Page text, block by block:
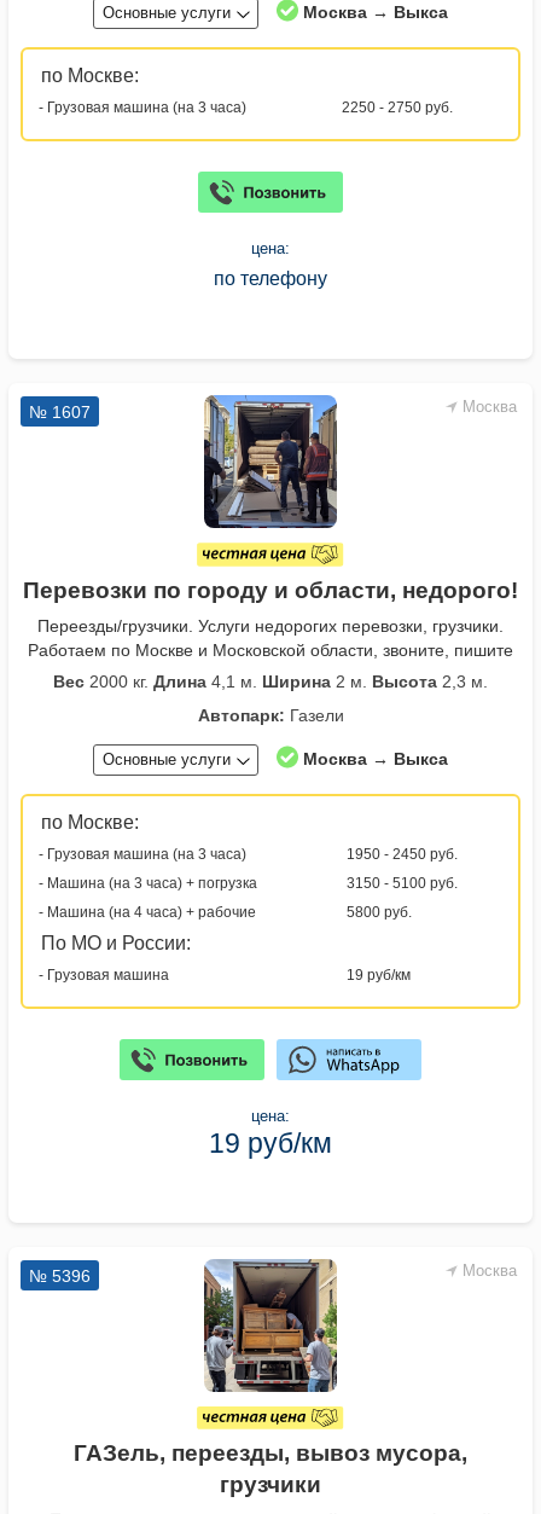
Основные услуги Москва → Выкса
по Москве:
- Грузовая машина (на 3 часа) 2250 - 2750 руб.
цена:
по телефону
Москва
№ 1607
Перевозки по городу и области, недорого!
Переезды/грузчики. Услуги недорогих перевозки, грузчики.
Работаем по Москве и Московской области, звоните, пишите
Вес 2000 кг. Длина 4,1 м. Ширина 2 м. Высота 2,3 м.
Автопарк: Газели
Основные услуги Москва → Выкса
по Москве:
- Грузовая машина (на 3 часа)
1950 - 2450 руб.
- Машина (на 3 часа) + погрузка
3150 - 5100 руб.
- Машина (на 4 часа) + рабочие
5800 руб.
По МО и России:
- Грузовая машина 19 руб/км
цена:
19 руб/км
Москва
№ 5396
ГАЗель, переезды, вывоз мусора,
грузчики